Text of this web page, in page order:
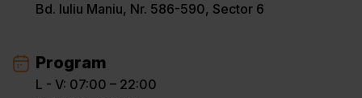
Bd. Iuliu Maniu, Nr. 586-590, Sector 6
Program
L - V: 07:00 – 22:00